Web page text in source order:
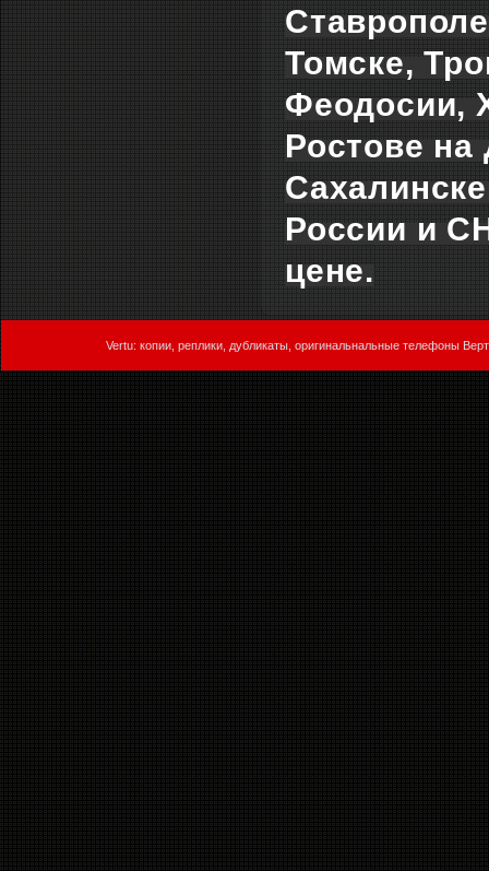
Томске,
Феодосии,
Ростове
России и
цене.
Vertu: копии, реплики, дубликаты, оригинальнальные телефоны